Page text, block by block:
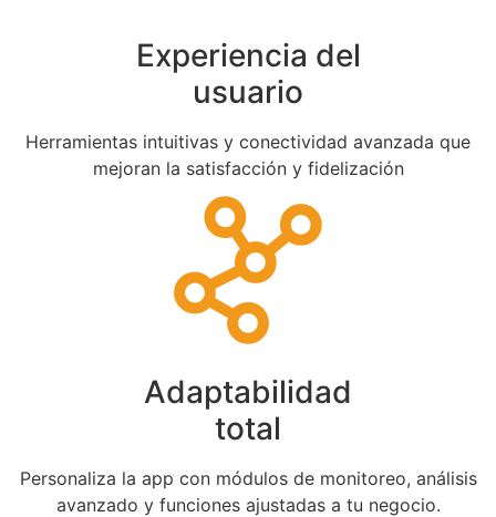
Experiencia del
usuario
Herramientas intuitivas y conectividad avanzada que
mejoran la satisfacción y fidelización
Adaptabilidad
total
Personaliza la app con módulos de monitoreo, análisis
avanzado y funciones ajustadas a tu negocio.